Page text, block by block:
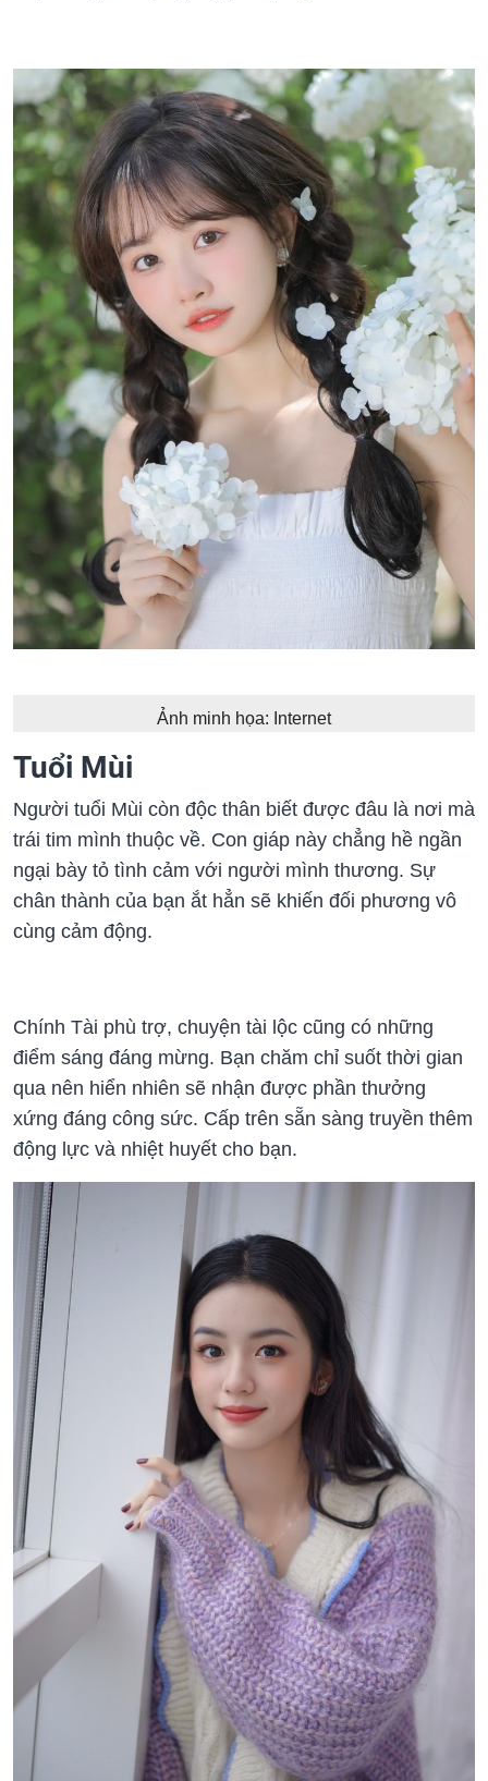
Ảnh minh họa: Internet
Tuổi Mùi
Người tuổi Mùi còn độc thân biết được đâu là nơi mà
trái tim mình thuộc về. Con giáp này chẳng hề ngần
ngại bày tỏ tình cảm với người mình thương. Sự
chân thành của bạn ắt hẳn sẽ khiến đối phương vô
cùng cảm động.
Chính Tài phù trợ, chuyện tài lộc cũng có những
điểm sáng đáng mừng. Bạn chăm chỉ suốt thời gian
qua nên hiển nhiên sẽ nhận được phần thưởng
xứng đáng công sức. Cấp trên sẵn sàng truyền thêm
động lực và nhiệt huyết cho bạn.